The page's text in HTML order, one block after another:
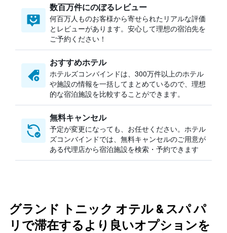
数百万件にのぼるレビュー
何百万人ものお客様から寄せられたリアルな評価
とレビューがあります。安心して理想の宿泊先を
ご予約ください！
おすすめホテル
ホテルズコンバインドは、300万件以上のホテル
や施設の情報を一括してまとめているので、理想
的な宿泊施設を比較することができます。
無料キャンセル
予定が変更になっても、お任せください。ホテル
ズコンバインドでは、無料キャンセルのご用意が
ある代理店から宿泊施設を検索・予約できます
グランド トニック オテル & スパ パ
リで滞在するより良いオプションを